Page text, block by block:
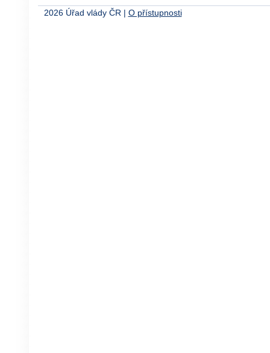
2026Úřad vlády ČR | O přístupnosti